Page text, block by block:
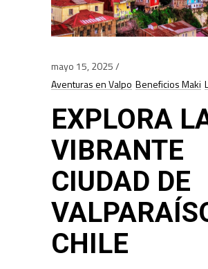
mayo 15, 2025
Aventuras en Valpo Beneficios Maki
EXPLORA
VIBRANTE
CIUDAD DE
CHILE